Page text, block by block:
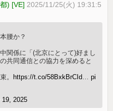
) [VE] 2025/11/25(火) 19:31:5
腰か？
関係に「(北京にとって)好まし
共同通信との協力を深めると
。
https://t.co/58BxkBrCId…pi
19, 2025